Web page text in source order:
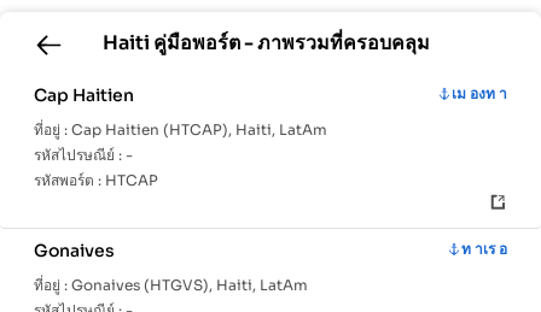
Haiti คู่มือพอร์ต - ภาพรวมที่ครอบคลุม
Cap Haitien
เม องท า
ที่อยู่ : Cap Haitien (HTCAP), Haiti, LatAm
รหัสไปรษณีย์ : -
รหัสพอร์ต : HTCAP
Gonaives
ท าเร อ
ที่อยู่ : Gonaives (HTGVS), Haiti, LatAm